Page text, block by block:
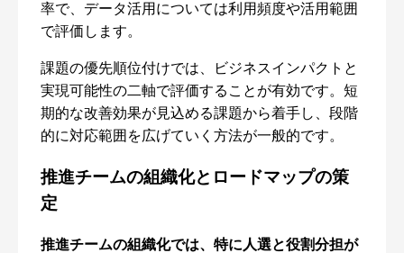
率で、データ活用については利用頻度や活用範囲
で評価します。
課題の優先順位付けでは、ビジネスインパクトと
実現可能性の二軸で評価することが有効です。短
期的な改善効果が見込める課題から着手し、段階
的に対応範囲を広げていく方法が一般的です。
推進チームの組織化とロードマップの策
定
推進チームの組織化では、特に人選と役割分担が